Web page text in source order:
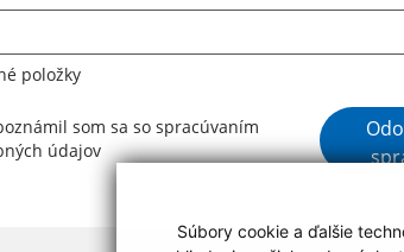
Súbory cookie a ďalšie
položky
som sa so spracúvaním
údajov
Google